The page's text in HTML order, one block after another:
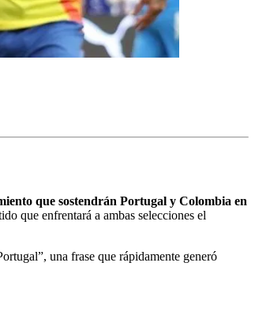
que sostendrán Portugal y Colombia en
que enfrentará a ambas selecciones el
una frase que rápidamente generó